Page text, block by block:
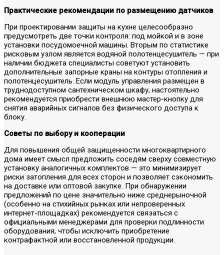
Практические рекомендации по размещению датчиков
При проектировании защиты на кухне целесообразно
предусмотреть две точки контроля: под мойкой и в зоне
установки посудомоечной машины. Вторым по статистике
рисковым узлом является водяной полотенцесушитель — при
наличии бюджета специалисты советуют установить
дополнительные запорные краны на контуры отопления и
полотенцесушитель. Если модуль управления размещен в
труднодоступном сантехническом шкафу, настоятельно
рекомендуется приобрести внешнюю мастер-кнопку для
снятия аварийных сигналов без физического доступа к
блоку.
Советы по выбору и кооперации
Для повышения общей защищенности многоквартирного
дома имеет смысл предложить соседям сверху совместную
установку аналогичных комплектов — это минимизирует
риски затопления для всех сторон и позволяет сэкономить
на доставке или оптовой закупке. При обнаружении
предложений по цене значительно ниже среднерыночной
(особенно на стихийных рынках или непроверенных
интернет-площадках) рекомендуется связаться с
официальными менеджерами для проверки подлинности
оборудования, чтобы исключить приобретение
контрафактной или восстановленной продукции.